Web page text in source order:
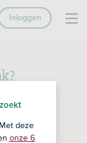
nog geen
Inloggen
deze
onze 6